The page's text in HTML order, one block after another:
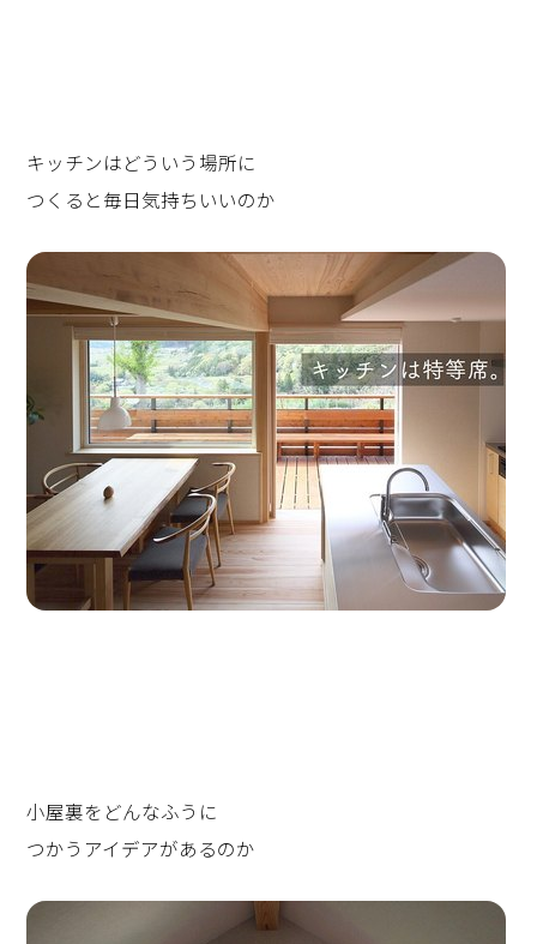
キッチンはどういう場所に
つくると毎日気持ちいいのか
小屋裏をどんなふうに
つかうアイデアがあるのか